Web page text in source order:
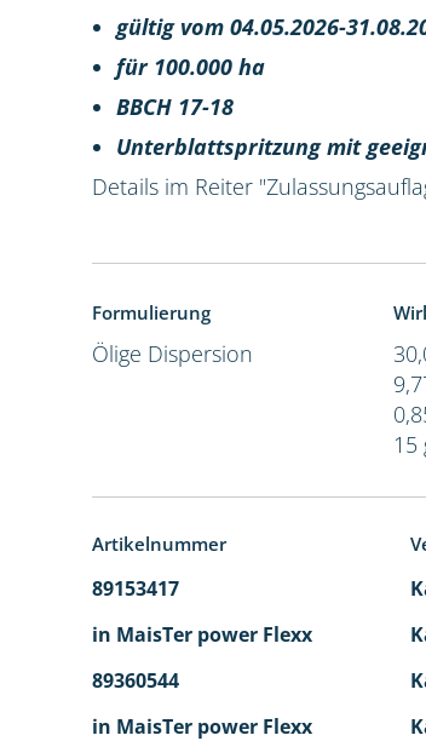
gültig vom 04.05.2026-
für 100.000 ha
BBCH 17-18
Unterblattspritzung mit
Details im Reiter
Formulierung
Ölige Dispersion
15
Artikelnummer
89153417
in MaisTer power Flexx
89360544
in MaisTer power Flexx